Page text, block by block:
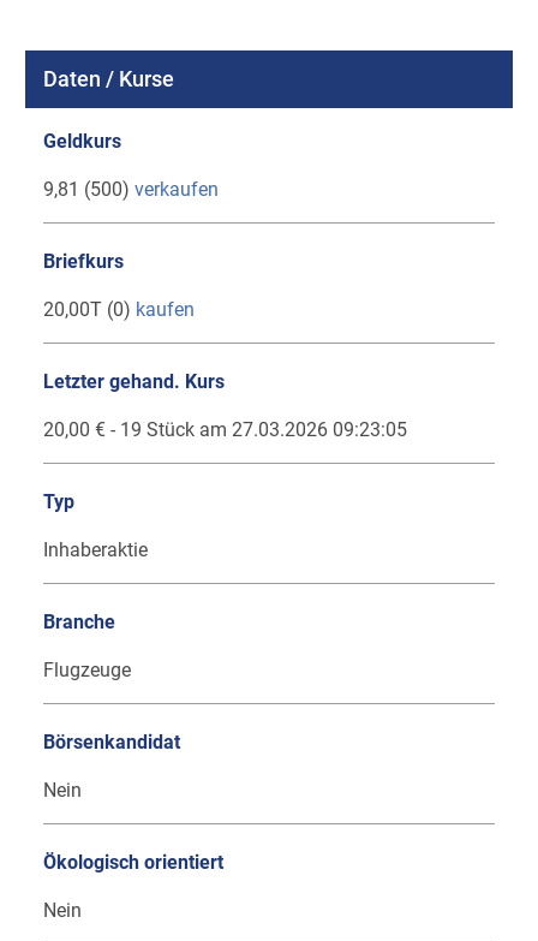
Daten / Kurse
Geldkurs
9,81 (500) verkaufen
Briefkurs
20,00T (0) kaufen
Letzter gehand. Kurs
20,00 € - 19 Stück am 27.03.2026 09:23:05
Typ
Inhaberaktie
Branche
Flugzeuge
Börsenkandidat
Nein
Ökologisch orientiert
Nein